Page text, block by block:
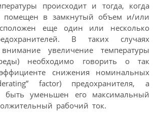
происходит и тогда, когда
помещен в замкнутый объем и/или
еще один или несколько
В таких случаях
увеличение температуры
необходимо говорить о так
снижения номинальных
factor) предохранителя, а
быть уменьшен его максимальный
рабочий ток.